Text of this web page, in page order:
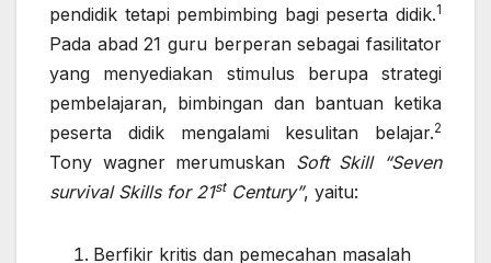
pendidik tetapi pembimbing bagi peserta didik.1
Pada abad 21 guru berperan sebagai fasilitator
yang menyediakan stimulus berupa strategi
pembelajaran, bimbingan dan bantuan ketika
peserta didik mengalami kesulitan belajar.2
Tony wagner merumuskan Soft Skill “Seven
survival Skills for 21stCentury”, yaitu:
Berfikir kritis dan pemecahan masalah